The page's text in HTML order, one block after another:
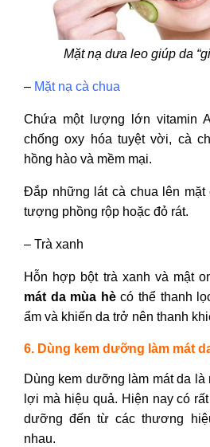
Mặt nạ dưa leo giúp da
– Mặt nạ cà chua
Chứa một lượng lớn vitamin
chống oxy hóa tuyệt vời, cà
hồng hào và mềm mại.
Đắp những lát cà chua lên mặt
tượng phồng rộp hoặc đỏ rát.
– Trà xanh
Hỗn hợp bột trà xanh và mật
mát da mùa hècó thể thanh
ẩm và khiến da trở nên thanh
6. Dùng kem dưỡng làm mát
Dùng kem dưỡng làm mát da là
lợi mà hiệu quả. Hiện nay có
dưỡng đến từ các thương
nhau.